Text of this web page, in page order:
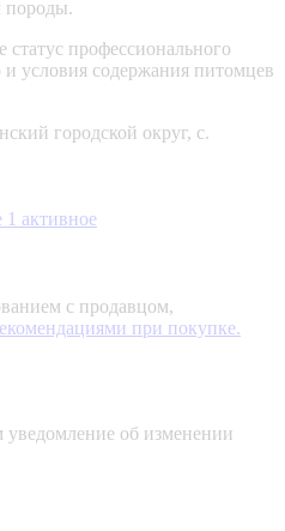
породы.
профессионального
и условия содержания питомцев
городской округ, с.
активное
с продавцом,
при покупке.
об изменении